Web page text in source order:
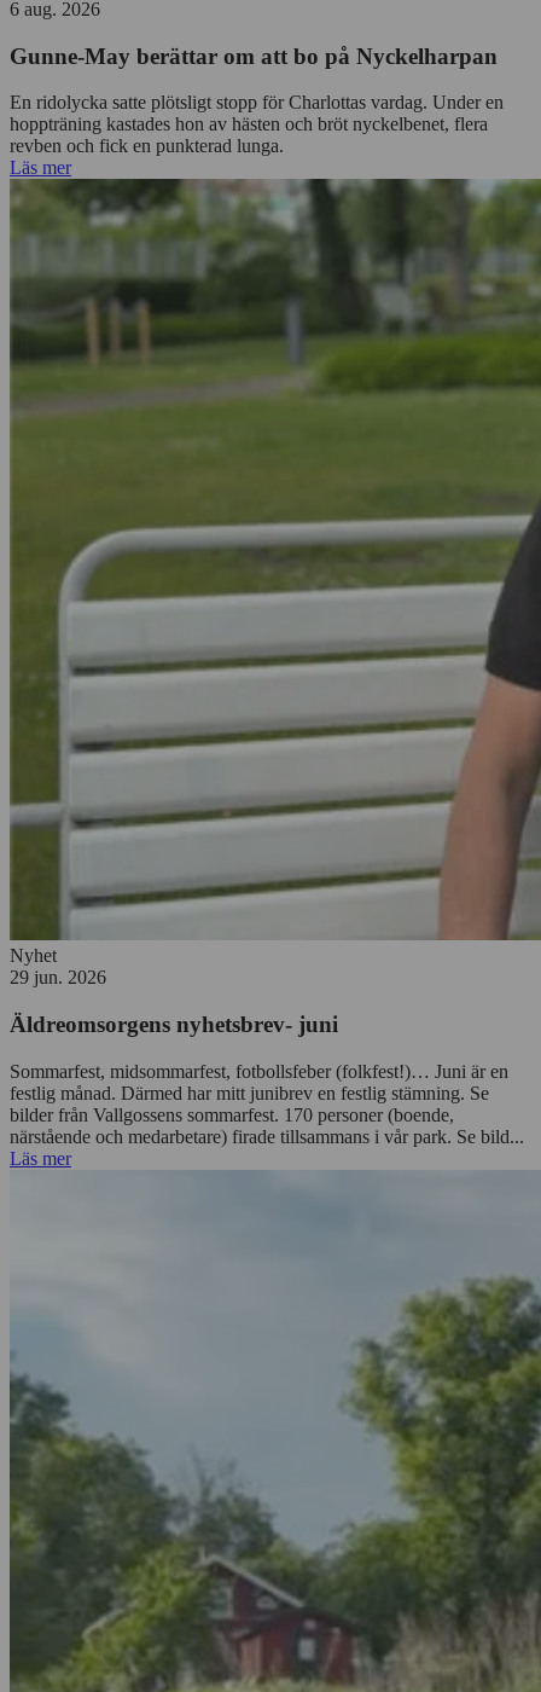
6 aug. 2026
Gunne-May berättar om att bo på Nyckelharpan
En ridolycka satte plötsligt stopp för Charlottas vardag. Under en
hoppträning kastades hon av hästen och bröt nyckelbenet, flera
revben och fick en punkterad lunga.
Läs mer
Nyhet
29 jun. 2026
Äldreomsorgens nyhetsbrev- juni
Sommarfest, midsommarfest, fotbollsfeber (folkfest!)… Juni är en
festlig månad. Därmed har mitt junibrev en festlig stämning. Se
bilder från Vallgossens sommarfest. 170 personer (boende,
närstående och medarbetare) firade tillsammans i vår park. Se bild...
Läs mer